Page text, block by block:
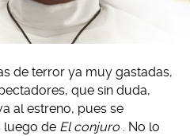
de terror ya muy gastadas,
que sin duda,
al estreno, pues se
luego de El conjuro . No lo